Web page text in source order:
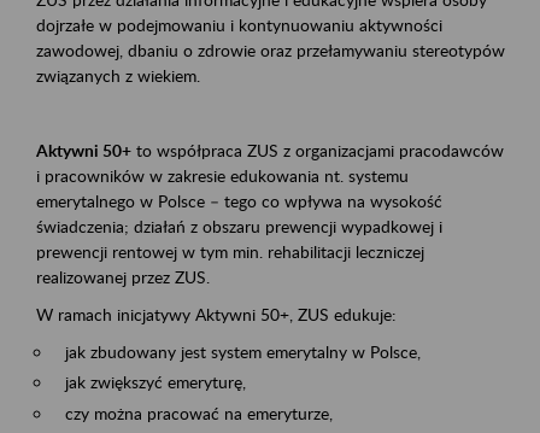
dojrzałe w podejmowaniu i kontynuowaniu aktywności
zawodowej, dbaniu o zdrowie oraz przełamywaniu stereotypów
związanych z wiekiem.
Aktywni 50+ to współpraca ZUS z organizacjami pracodawców
i pracowników w zakresie edukowania nt. systemu
emerytalnego w Polsce – tego co wpływa na wysokość
świadczenia; działań z obszaru prewencji wypadkowej i
prewencji rentowej w tym min. rehabilitacji leczniczej
realizowanej przez ZUS.
W ramach inicjatywy Aktywni 50+, ZUS edukuje:
jak zbudowany jest system emerytalny w Polsce,
jak zwiększyć emeryturę,
czy można pracować na emeryturze,